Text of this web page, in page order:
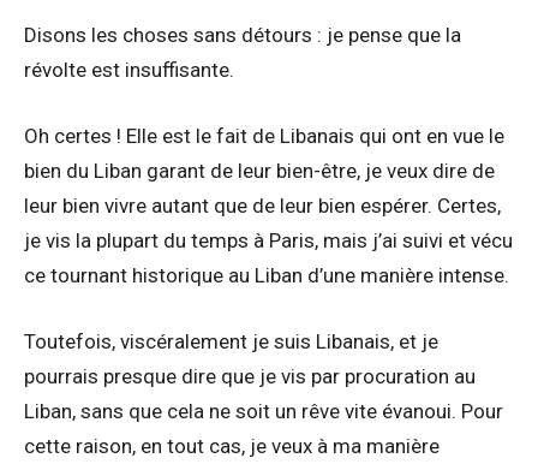
Disons les choses sans détours : je pense que la
révolte est insuffisante.
Oh certes ! Elle est le fait de Libanais qui ont en vue le
bien du Liban garant de leur bien-être, je veux dire de
leur bien vivre autant que de leur bien espérer. Certes,
je vis la plupart du temps à Paris, mais j’ai suivi et vécu
ce tournant historique au Liban d’une manière intense.
Toutefois, viscéralement je suis Libanais, et je
pourrais presque dire que je vis par procuration au
Liban, sans que cela ne soit un rêve vite évanoui. Pour
cette raison, en tout cas, je veux à ma manière